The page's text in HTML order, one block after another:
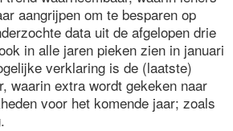
aangrijpen om te besparen op
data uit de afgelopen drie
in alle jaren pieken zien in januari
verklaring is de (laatste)
waarin extra wordt gekeken naar
voor het komende jaar; zoals